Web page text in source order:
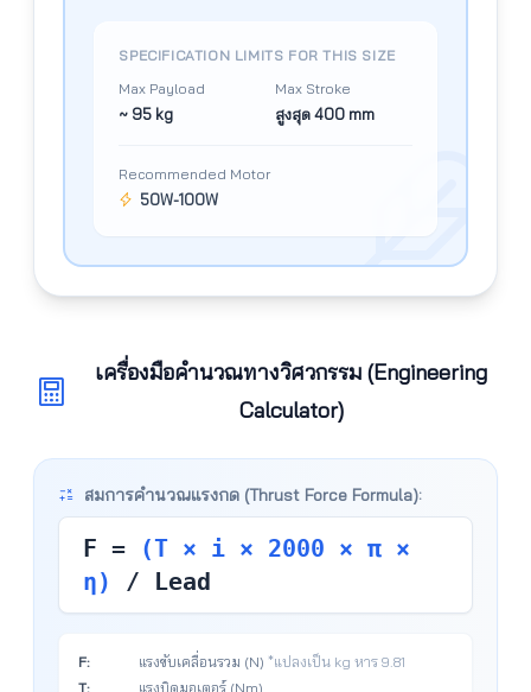
SPECIFICATION LIMITS FOR THIS SIZE
Max Payload
~ 95 kg
Max Stroke
สูงสุด 400 mm
Recommended Motor
50W-100W
เครื่องมือคำนวณทางวิศวกรรม (Engineering
Calculator)
สมการคำนวณแรงกด (Thrust Force Formula):
F =
(T × i × 2000 × π ×
η)
/ Lead
F: แรงขับเคลื่อนรวม (N) *แปลงเป็น kg หาร 9.81
T:
แรงบิดมอเตอร์ (Nm)